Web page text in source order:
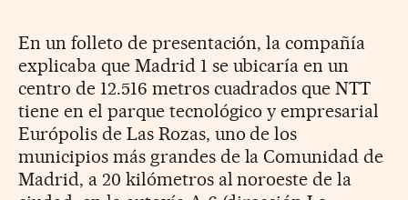
En un folleto de presentación, la compañía
explicaba que Madrid 1 se ubicaría en un
centro de 12.516 metros cuadrados que NTT
tiene en el parque tecnológico y empresarial
Európolis de Las Rozas, uno de los
municipios más grandes de la Comunidad de
Madrid, a 20 kilómetros al noroeste de la